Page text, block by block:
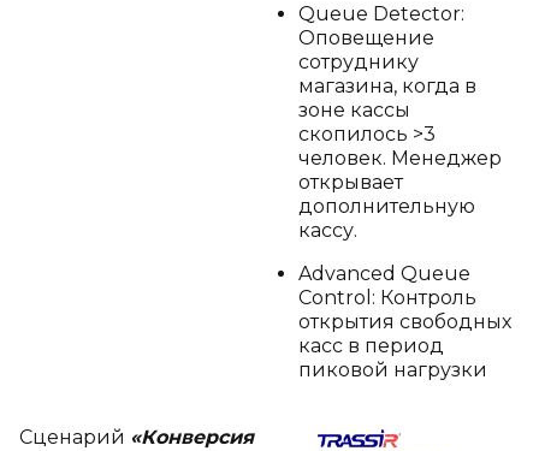
Queue Detector:
Оповещение
сотруднику
магазина, когда в
зоне кассы
скопилось >3
человек. Менеджер
открывает
дополнительную
кассу.
Advanced Queue
Control: Контроль
открытия свободных
касс в период
пиковой нагрузки
Сценарий «Конверсия